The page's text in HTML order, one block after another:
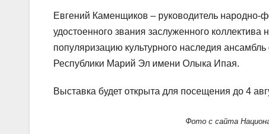
Евгений Каменщиков – руководитель народно-
удостоенного звания заслуженного
популяризацию культурного наследия
Республики Марий Эл имени Олыка Ипая.
Выставка будет открыта для посещения до 4
Фото с сайта